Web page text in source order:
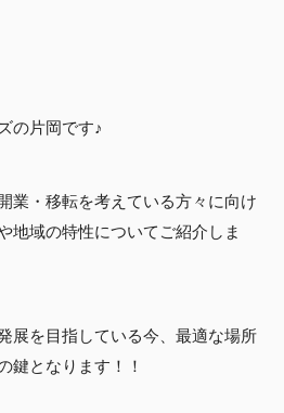
の片岡です♪
業・移転を考えている方々に向け
地域の特性についてご紹介しま
展を目指している今、最適な場所
鍵となります！！